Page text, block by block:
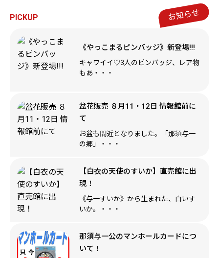
お知らせ
PICKUP
《やっこまるピンバッジ》新登場!!!
キャワイイ♡3人のピンバッジ、レア物
もあ・・・
盆花販売 ８月11・12日 情報館前に
て
お盆も間近となりました。「那須与一
の郷」・・・
【白衣の天使のすいか】直売館に出
現！
《与一すいか》から生まれた、白いす
いか。・・・
那須与一公のマンホールカードにつ
いて！